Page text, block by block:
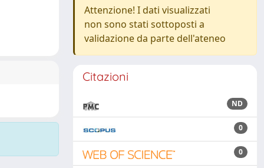
Attenzione! I dati visualizzati
non sono stati sottoposti a
validazione da parte dell'ateneo
Citazioni
ND
0
0